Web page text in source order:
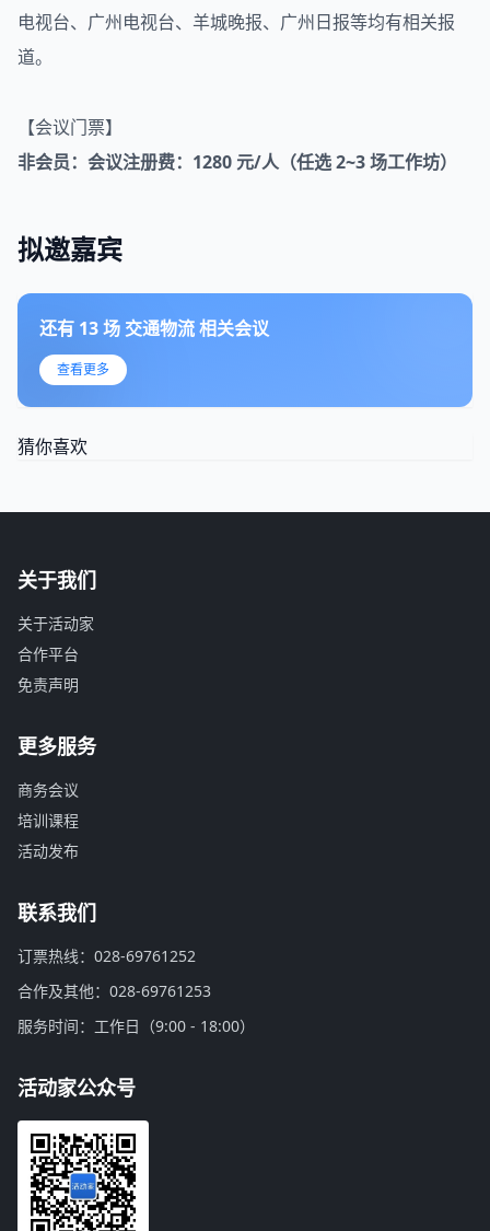
电视台、广州电视台、羊城晚报、广州日报等均有相关报
道。
【会议门票】
非会员：会议注册费：1280 元/人（任选 2~3 场工作坊）
拟邀嘉宾
还有 13场 交通物流相关会议
查看更多
猜你喜欢
关于我们
关于活动家
合作平台
免责声明
更多服务
商务会议
培训课程
活动发布
联系我们
订票热线：028-69761252
合作及其他：028-69761253
服务时间：工作日（9:00 - 18:00）
活动家公众号